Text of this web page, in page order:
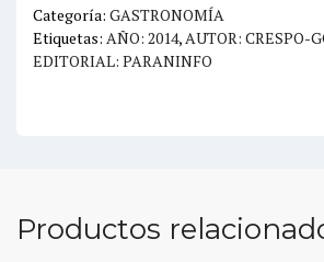
Categoría: GASTRONOMÍA
Etiquetas: AÑO: 2014, AUTOR: CRESPO-
EDITORIAL: PARANINFO
Productos